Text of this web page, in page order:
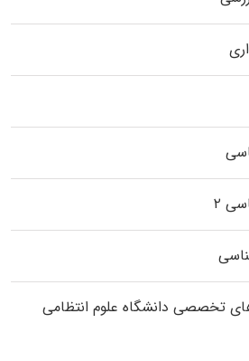
۲
تخصصی داﻧﺸﮕﺎه ﻋﻠﻮم انتظامی